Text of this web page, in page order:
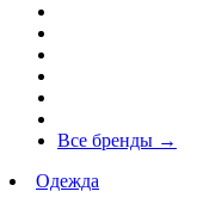
Все бренды →
Одежда